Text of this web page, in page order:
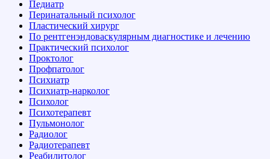
Педиатр
Перинатальный психолог
Пластический хирург
По рентгенэндоваскулярным диагностике и лечению
Практический психолог
Проктолог
Профпатолог
Психиатр
Психиатр-нарколог
Психолог
Психотерапевт
Пульмонолог
Радиолог
Радиотерапевт
Реабилитолог